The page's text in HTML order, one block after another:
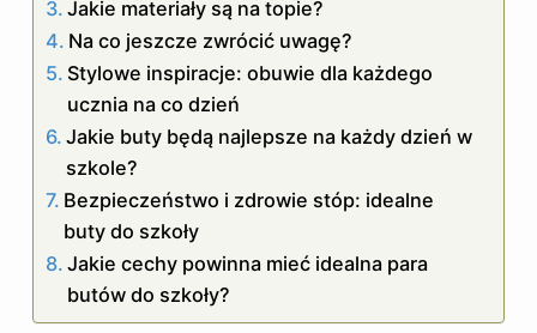
Jakie materiały są na topie?
Na co jeszcze zwrócić uwagę?
Stylowe inspiracje: obuwie dla każdego
ucznia na co dzień
Jakie buty będą najlepsze na każdy dzień w
szkole?
Bezpieczeństwo i zdrowie stóp: idealne
buty do szkoły
Jakie cechy powinna mieć idealna para
butów do szkoły?